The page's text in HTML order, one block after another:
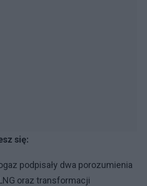
się:
podpisały dwa porozumienia
oraz transformacji